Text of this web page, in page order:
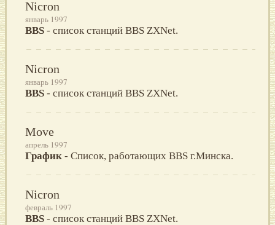
Nicron
январь 1997
BBS - список станций BBS ZXNet.
Nicron
январь 1997
BBS - список станций BBS ZXNet.
Move
апрель 1997
График - Список, работающих BBS г.Минска.
Nicron
февраль 1997
BBS - список станций BBS ZXNet.